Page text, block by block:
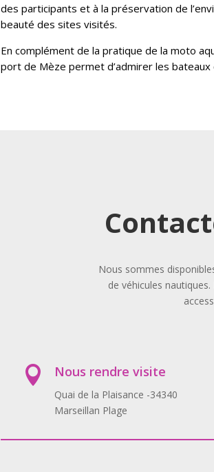
des participants et à la préservation de
beauté des sites visités.
En complément de la pratique de la moto
port de Mèze permet d’admirer les
Nous sommes
de véhicules
 Nous rendre visite
Quai de la Plaisance -34340
Marseillan Plage